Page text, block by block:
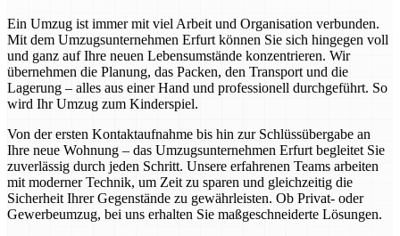
Ein Umzug ist immer mit viel Arbeit und Organisation verbunden.
Mit dem Umzugsunternehmen Erfurt können Sie sich hingegen voll
und ganz auf Ihre neuen Lebensumstände konzentrieren. Wir
übernehmen die Planung, das Packen, den Transport und die
Lagerung – alles aus einer Hand und professionell durchgeführt. So
wird Ihr Umzug zum Kinderspiel.
Von der ersten Kontaktaufnahme bis hin zur Schlüssübergabe an
Ihre neue Wohnung – das Umzugsunternehmen Erfurt begleitet Sie
zuverlässig durch jeden Schritt. Unsere erfahrenen Teams arbeiten
mit moderner Technik, um Zeit zu sparen und gleichzeitig die
Sicherheit Ihrer Gegenstände zu gewährleisten. Ob Privat- oder
Gewerbeumzug, bei uns erhalten Sie maßgeschneiderte Lösungen.